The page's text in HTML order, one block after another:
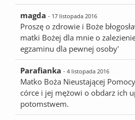
magda - 17 listopada 2016
Proszę o zdrowie i Boże
matki Bożej dla mnie o
egzaminu dla pewnej osoby'
Parafianka - 4 listopada 2016
Matko Boża Nieustającej
córce i jej mężowi o obdarz ich
potomstwem.